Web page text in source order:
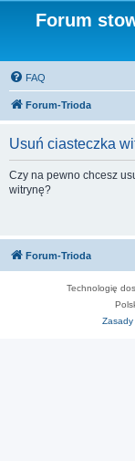
Forum
FAQ
Forum-Trioda
Usuń ciasteczka
Czy na pewno chcesz
witrynę?
Forum-Trioda
Technologię